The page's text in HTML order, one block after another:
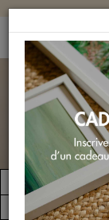
PEINTURES
(18843